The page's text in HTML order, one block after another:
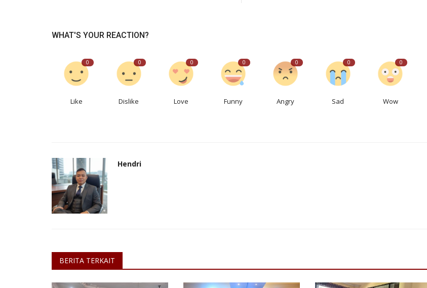
WHAT'S YOUR REACTION?
0
Like
0
Dislike
0
Love
0
Funny
0
Angry
0
Sad
0
Wow
Hendri
BERITA TERKAIT